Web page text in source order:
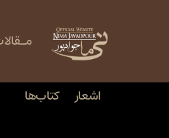
اشعار کتاب‌ها